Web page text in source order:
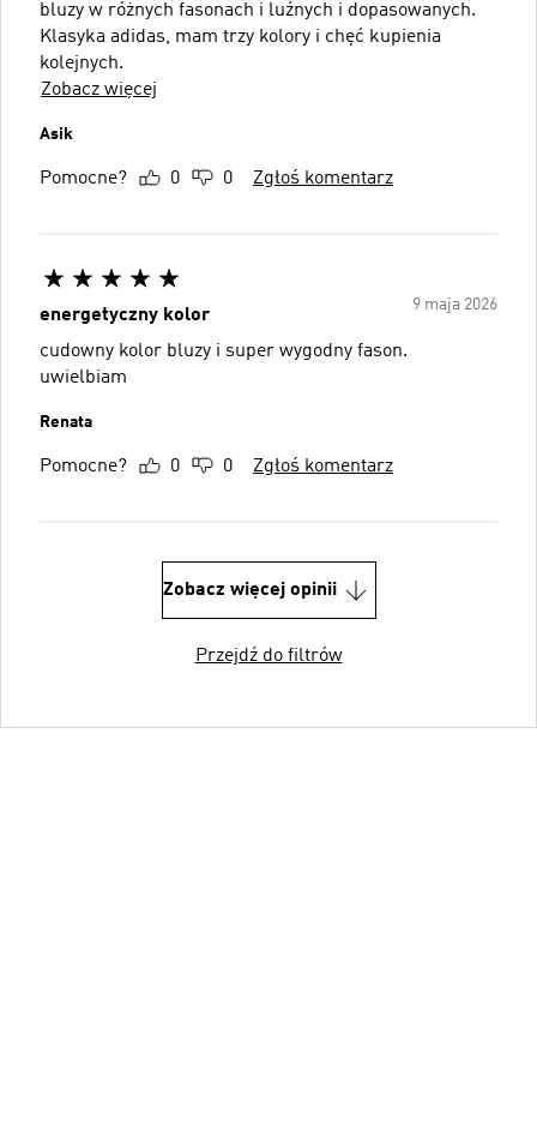
bluzy w różnych fasonach i luźnych i dopasowanych.
Klasyka adidas, mam trzy kolory i chęć kupienia
kolejnych.
Zobacz więcej
Asik
Pomocne? 0 0 Zgłoś komentarz
9 maja 2026
energetyczny kolor
cudowny kolor bluzy i super wygodny fason.
uwielbiam
Renata
Pomocne? 0 0 Zgłoś komentarz
Zobacz więcej opinii
Przejdź do filtrów